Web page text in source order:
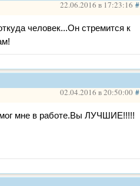
22.06.2016 в 17:23:16 #
человек...Он стремится к
02.04.2016 в 20:50:00 #
мне в работе.Вы ЛУЧШИЕ!!!!!